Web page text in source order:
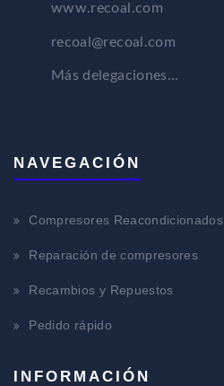
www.recoal.com
recoal@recoal.com
Más delegaciones...
NAVEGACIÓN
Compresores Reacondicionados
Reparación de compresores
Recambios y Repuestos
Pedido rápido
INFORMACIÓN